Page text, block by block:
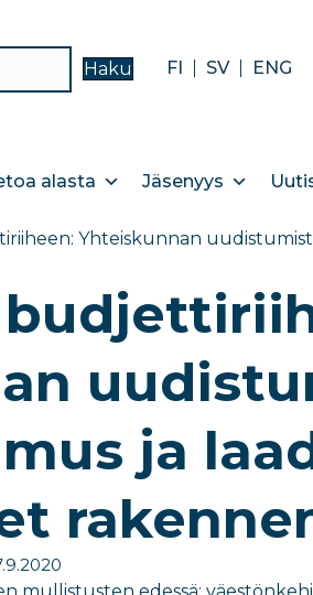
Haku FI SV ENG
alasta Jäsenyys
Yhteiskunnan
ja